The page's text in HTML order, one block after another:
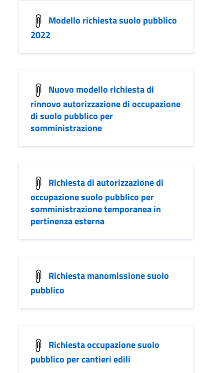
Modello richiesta suolo pubblico
2022
Nuovo modello richiesta di
rinnovo autorizzazione di occupazione
di suolo pubblico per
somministrazione
Richiesta di autorizzazione di
occupazione suolo pubblico per
somministrazione temporanea in
pertinenza esterna
Richiesta manomissione suolo
pubblico
Richiesta occupazione suolo
pubblico per cantieri edili